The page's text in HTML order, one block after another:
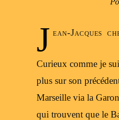
J ean-Jacques
Curieux comme je
plus sur son
Marseille via la
qui trouvent que le